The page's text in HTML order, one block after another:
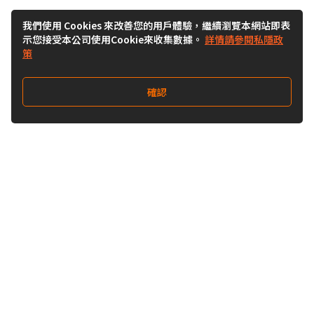
我們使用 Cookies 來改善您的用戶體驗，繼續瀏覽本網站即表
示您接受本公司使用Cookie來收集數據。 詳情請參閱私隱政
策
確認